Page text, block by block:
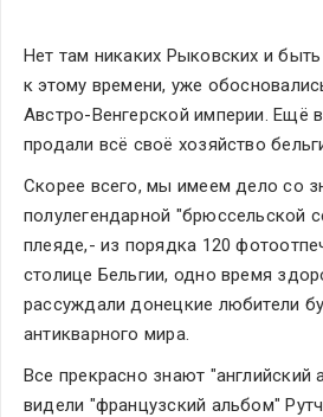
Нет там никаких Рыковских и
к этому времени, уже
Австро-Венгерской империи. Ещё
продали всё своё хозяйство
Скорее всего, мы имеем дело со
полулегендарной "брюссельской
плеяде,- из порядка 120
столице Бельгии, одно время
рассуждали донецкие любители
антикварного мира.
Все прекрасно знают "английский
видели "французский альбом"